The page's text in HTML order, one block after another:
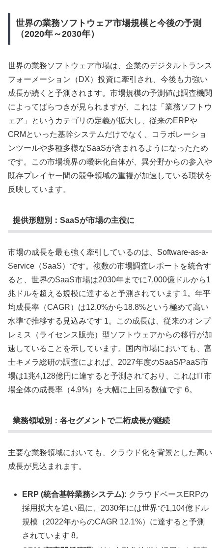
世界の業務ソフトウェア市場規模と今後の予測
（2020年～2030年）
世界の業務ソフトウェア市場は、企業のデジタルトランス
フォーメーション（DX）投資に牽引され、今後も力強い
成長が続くと予測されます。市場規模の予測値は調査機関
によってばらつきが見られますが、これは「業務ソフトウ
ェア」というカテゴリの定義が拡大し、従来のERPや
CRMといった基幹システムだけでなく、コラボレーショ
ンツールや多種多様なSaaSが含まれるようになったため
です。この市場境界の曖昧化自体が、異分野からの参入や
既存プレイヤー間の競争領域の重複が加速している現状を
反映しています。
提供形態別：SaaSが市場の主役に
市場の成長を最も強く牽引しているのは、Software-as-a-
Service（SaaS）です。複数の市場調査レポートを統合す
ると、世界のSaaS市場は2030年までに7,000億ドルから1
兆ドルを超える規模に達すると予測されています 1。年平
均成長率（CAGR）は12.0%から18.8%という極めて高い
水準で推移する見込みです 1。この成長は、従来のオンプ
レミス（ライセンス販売）型ソフトウェアからの移行が加
速していることを示しています。国内市場においても、富
士キメラ総研の調査によれば、2027年度のSaaS/PaaS市
場は1兆4,128億円に達すると予測されており、これはIT市
場全体の成長率（4.9%）を大幅に上回る数値です 6。
業務領域別：各セグメントで二桁成長が継続
主要な業務領域においても、クラウド化を背景とした高い
成長が見込まれます。
ERP (統合基幹業務システム): クラウドベースERPの
採用拡大を追い風に、2030年には世界で1,104億ドル
規模（2022年からのCAGR 12.1%）に達すると予測
されています 8。